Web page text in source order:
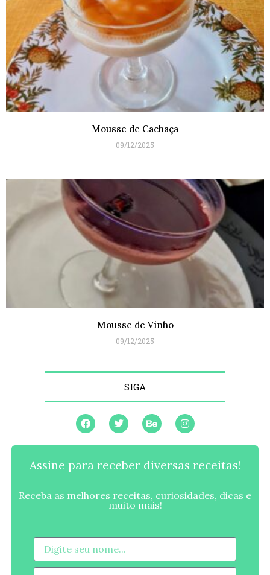
Mousse de Cachaça
09/12/2025
Mousse de Vinho
09/12/2025
SIGA
Assine para receber diversas receitas!
Receba as melhores receitas, curiosidades, dicas e
muito mais!